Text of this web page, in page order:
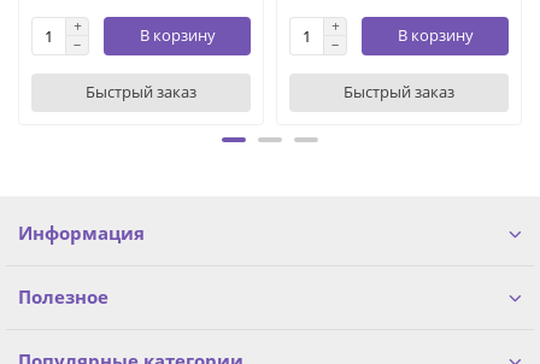
В корзину
Быстрый заказ
В корзину
Быстрый заказ
Информация
Полезное